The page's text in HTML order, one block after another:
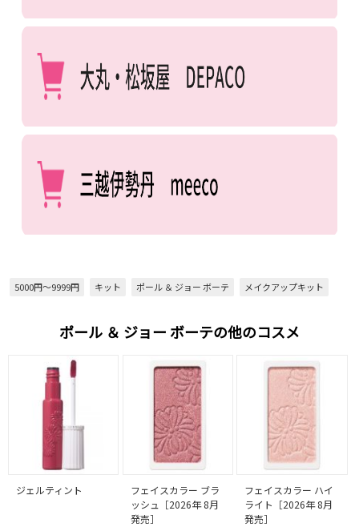
5000円～9999円 キット ポール ＆ ジョー ボーテ メイクアップキット
ポール ＆ ジョー ボーテの他のコスメ
ジェルティント
フェイスカラー ブラ
ッシュ［2026年 8月
発売］
フェイスカラー ハイ
ライト［2026年 8月
発売］